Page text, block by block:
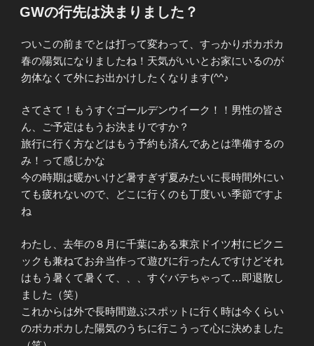
稿
日:
GWの行先は決まりました？
ついこの前までとは打って変わって、すっかりポカポカ
春の陽気になりましたね！天気がいいとお家にいるのが
勿体なくて外にお出かけしたくなります(^^♪
さてさて！もうすぐゴールデンウイーク！！男性の皆さ
ん、ご予定はもうお決まりですか？
旅行に行く方などはもう予約も済んであとは準備するの
み！って感じかな
今の時期は暖かいけど暑すぎず夏みたいに長時間外にい
ても疲れないので、どこに行くのも丁度いい季節ですよ
ね
わたし、去年の８月に千葉にある東京ドイツ村にピクニ
ックも兼ねてお弁当作って遊びに行ったんですけどそれ
はもう暑くて暑くて、、、すぐバテちゃって…即退散し
ました（笑）
これからは外で長時間遊ぶスポットに行く時は今くらい
のポカポカした陽気のうちに行こうって心に決めました